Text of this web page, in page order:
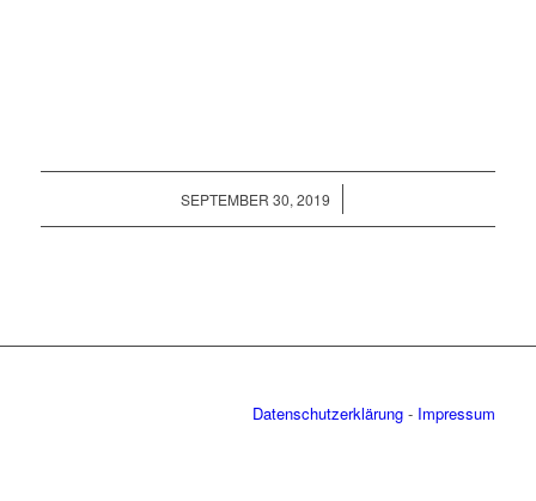
SEPTEMBER 30, 2019
/
Datenschutzerklärung - Impressum